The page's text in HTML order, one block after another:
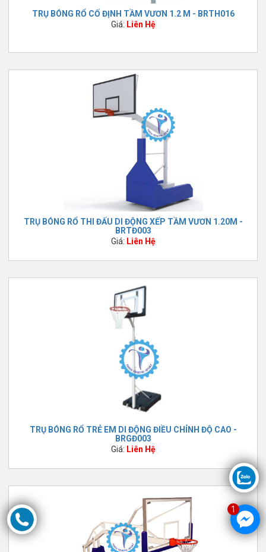
TRỤ BÓNG RỔ CỐ ĐỊNH TẦM VƯƠN 1.2 M - BRTH016
Giá: Liên Hệ
TRỤ BÓNG RỔ THI ĐẤU DI ĐỘNG XẾP TẦM VƯƠN 1.20M -
BRTĐ003
Giá: Liên Hệ
TRỤ BÓNG RỔ TRẺ EM DI ĐỘNG ĐIỀU CHỈNH ĐỘ CAO -
BRGĐ003
Giá: Liên Hệ
1